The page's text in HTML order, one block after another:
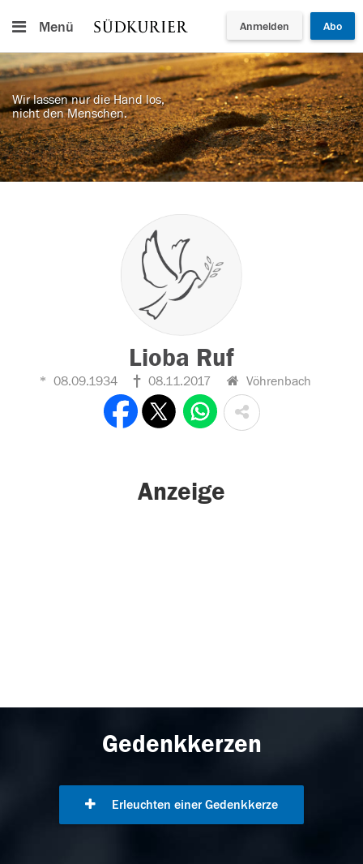
Menü Anmelden Abo
Wir lassen nur die Hand los,
nicht den Menschen.
Lioba Ruf
08.09.1934 08.11.2017 Vöhrenbach
Anzeige
Gedenkkerzen
Erleuchten einer Gedenkkerze